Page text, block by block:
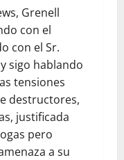
Grenell
con el
con el Sr.
sigo hablando
tensiones
destructores,
justificada
pero
a su